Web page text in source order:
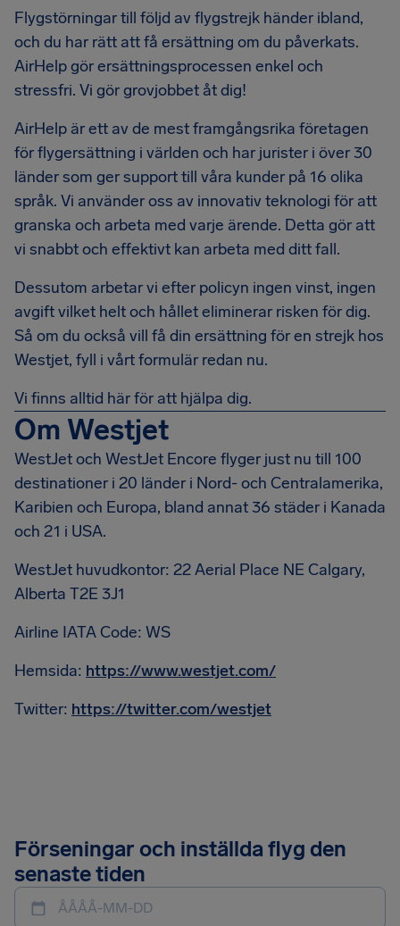
Flygstörningar till följd av flygstrejk händer ibland,
och du har rätt att få ersättning om du påverkats.
AirHelp gör ersättningsprocessen enkel och
stressfri. Vi gör grovjobbet åt dig!
AirHelp är ett av de mest framgångsrika företagen
för flygersättning i världen och har jurister i över 30
länder som ger support till våra kunder på 16 olika
språk. Vi använder oss av innovativ teknologi för att
granska och arbeta med varje ärende. Detta gör att
vi snabbt och effektivt kan arbeta med ditt fall.
Dessutom arbetar vi efter policyn ingen vinst, ingen
avgift vilket helt och hållet eliminerar risken för dig.
Så om du också vill få din ersättning för en strejk hos
Westjet, fyll i vårt formulär redan nu.
Vi finns alltid här för att hjälpa dig.
Om Westjet
WestJet och WestJet Encore flyger just nu till 100
destinationer i 20 länder i Nord- och Centralamerika,
Karibien och Europa, bland annat 36 städer i Kanada
och 21 i USA.
WestJet huvudkontor: 22 Aerial Place NE Calgary,
Alberta T2E 3J1
Airline IATA Code: WS
Hemsida: https://www.westjet.com/
Twitter: https://twitter.com/westjet
Förseningar och inställda flyg den
senaste tiden
ÅÅÅÅ-MM-DD